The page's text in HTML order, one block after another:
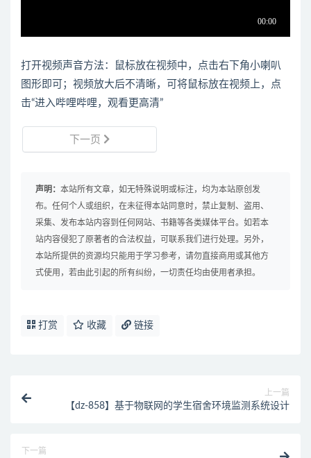
打开视频声音方法：鼠标放在视频中，点击右下角小喇叭
图形即可；视频放大后不清晰，可将鼠标放在视频上，点
击“进入哔哩哔哩，观看更高清”
下一页
声明： 本站所有文章，如无特殊说明或标注，均为本站原创发
布。任何个人或组织，在未征得本站同意时，禁止复制、盗用、
采集、发布本站内容到任何网站、书籍等各类媒体平台。如若本
站内容侵犯了原著者的合法权益，可联系我们进行处理。另外，
本站所提供的资源均只能用于学习参考，请勿直接商用或其他方
式使用，若由此引起的所有纠纷，一切责任均由使用者承担。
打赏 收藏 链接
上一篇
【dz-858】基于物联网的学生宿舍环境监测系统设计
下一篇